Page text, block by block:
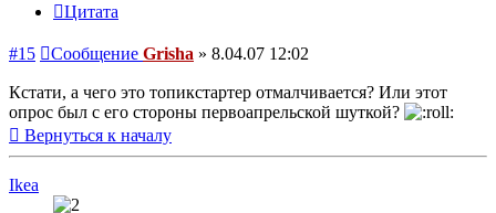
Цитата
#15 Сообщение Grisha » 8.04.07 12:02
Кстати, а чего это топикстартер отмалчивается? Или этот
опрос был с его стороны первоапрельской шуткой?
Вернуться к началу
Ikea